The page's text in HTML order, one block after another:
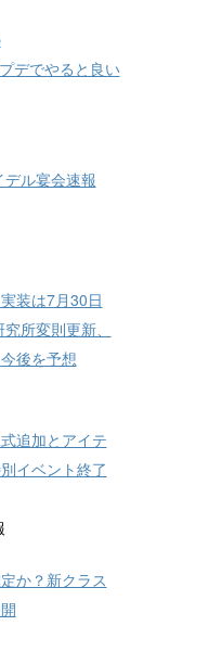
デでやると良い
デル宴会速報
装は7月30日
所変則更新、
後を予想
追加とアイテ
イベント終了
か？新クラス